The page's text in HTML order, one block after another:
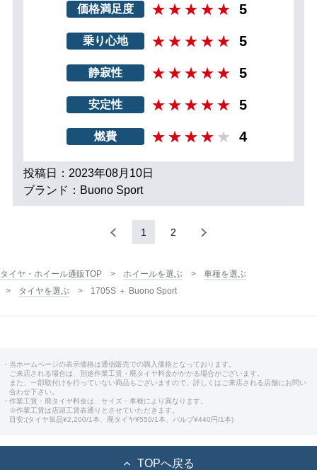
価格満足度 5
乗り心地 5
静寂性 5
安定性 5
燃費 4
投稿日：2023年08月10日
ブランド：Buono Sport
1 2
タイヤ・ホイール通販TOP ホイールを選ぶ
車種を選ぶ
タイヤを選ぶ
1705S ＋ Buono Sport
・当ホームページの表示価格は通信販売での購入価格となっております。
ご来店される場合は、別途作業工賃・廃タイヤ料金がかかる場合がございます。
また、一部取付けを行っていない商品もございますので、詳しくはご来店される店舗にお問い
合わせ下さい。
・作業工賃・廃タイヤ料金は、サイズ・車種により異なります。
※作業工賃は店頭工賃表通りとさせていただきます。
目安:(タイヤ単品¥2,200/1本、廃タイヤ¥550/1本、バルブ¥440円/1本)
TOPへ戻る